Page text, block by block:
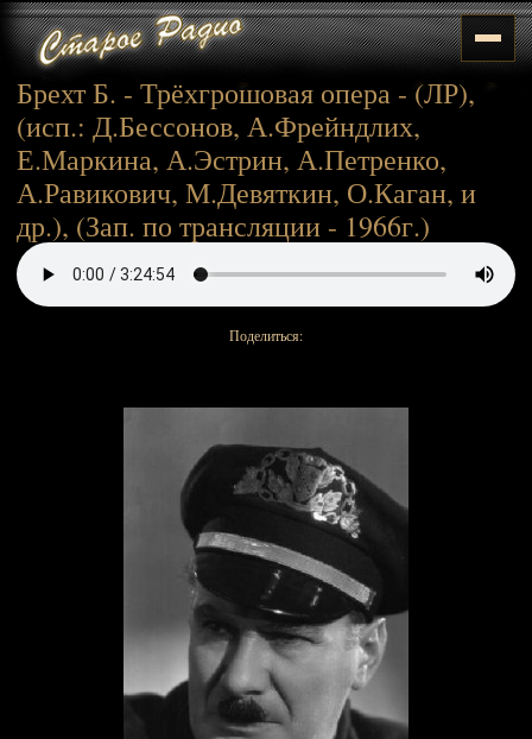
Брехт Б. - Трёхгрошовая опера - (ЛР),
(исп.: Д.Бессонов, А.Фрейндлих,
Е.Маркина, А.Эстрин, А.Петренко,
А.Равикович, М.Девяткин, О.Каган, и
др.), (Зап. по трансляции - 1966г.)
Поделиться: